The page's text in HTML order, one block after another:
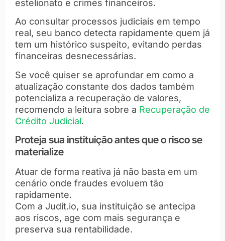
estelionato e crimes financeiros.
Ao consultar processos judiciais em tempo
real, seu banco detecta rapidamente quem já
tem um histórico suspeito, evitando perdas
financeiras desnecessárias.
Se você quiser se aprofundar em como a
atualização constante dos dados também
potencializa a recuperação de valores,
recomendo a leitura sobre a Recuperação de
Crédito Judicial.
Proteja sua instituição antes que o risco se
materialize
Atuar de forma reativa já não basta em um
cenário onde fraudes evoluem tão
rapidamente.
Com a Judit.io, sua instituição se antecipa
aos riscos, age com mais segurança e
preserva sua rentabilidade.